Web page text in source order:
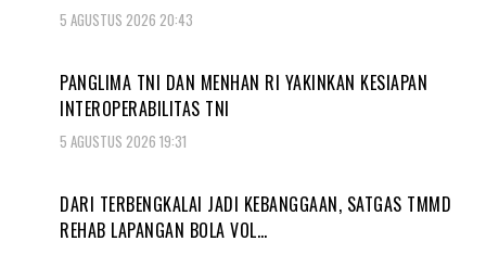
5 AGUSTUS 2026 20:43
PANGLIMA TNI DAN MENHAN RI YAKINKAN KESIAPAN
INTEROPERABILITAS TNI
5 AGUSTUS 2026 19:31
DARI TERBENGKALAI JADI KEBANGGAAN, SATGAS TMMD
REHAB LAPANGAN BOLA VOL…